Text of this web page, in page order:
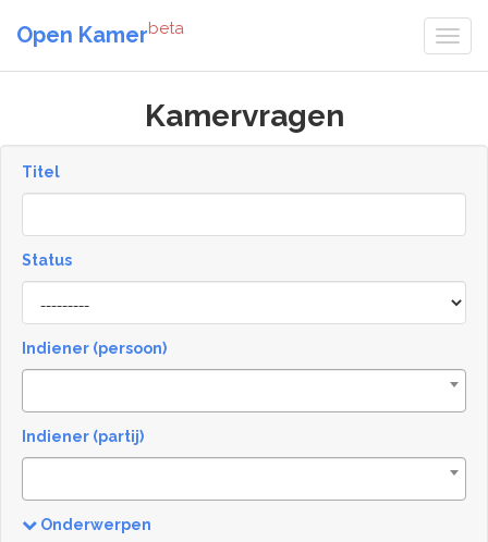
Open Kamerbeta
Kamervragen
Titel
Status
[invalid
name]
Indiener (persoon)
Indiener (partij)
Onderwerpen